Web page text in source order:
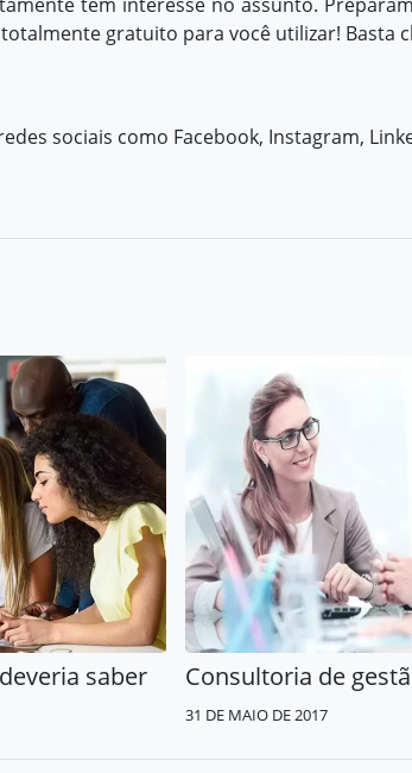
gratuito para você utilizar! Basta
sociais como Facebook, Instagram,
saber
31 DE MAIO DE 2017